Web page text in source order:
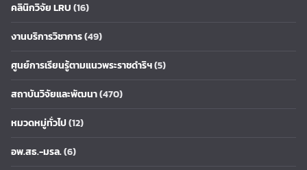
คลินิกวิจัย LRU(16)
งานบริการวิชาการ(49)
ศูนย์การเรียนรู้ตามแนวพระราชดำริฯ(5)
สถาบันวิจัยและพัฒนา(470)
หมวดหมู่ทั่วไป(12)
อพ.สธ.-มรล.(6)